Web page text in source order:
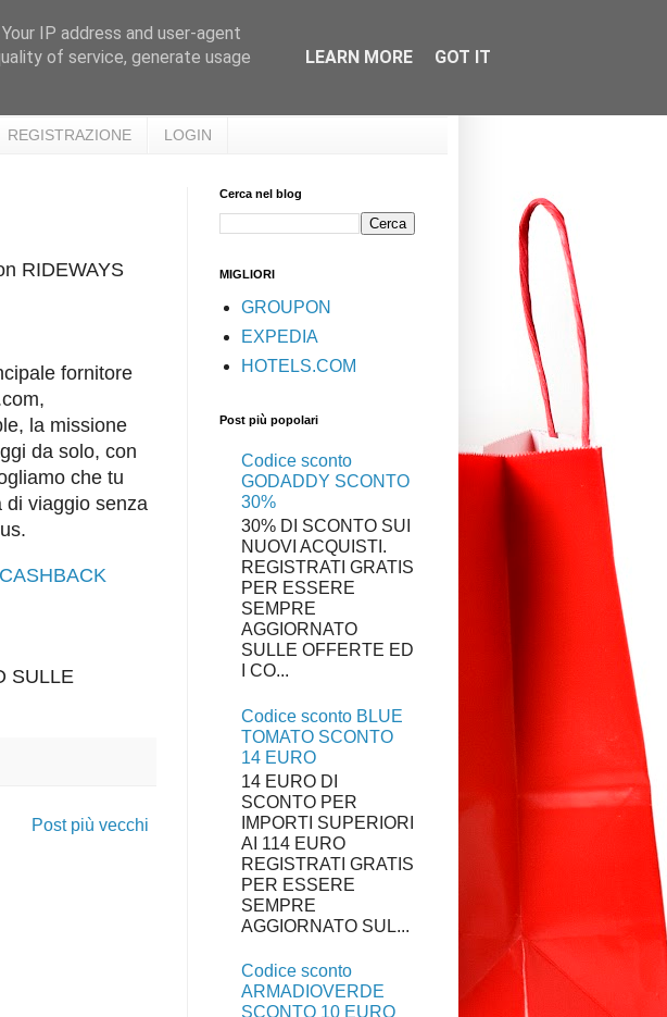
REGISTRAZIONE LOGIN
RIDEWAYS
fornitore
la missione
da solo, con
che tu
di viaggio senza
SULLE
Post più vecchi
Cerca nel blog
MIGLIORI
GROUPON
EXPEDIA
HOTELS.COM
Post più popolari
Codice sconto
GODADDY SCONTO
30%
30% DI SCONTO SUI
NUOVI ACQUISTI.
REGISTRATI GRATIS
PER ESSERE
SEMPRE
AGGIORNATO
SULLE OFFERTE ED
I CO...
Codice sconto BLUE
TOMATO SCONTO
14 EURO
14 EURO DI
SCONTO PER
IMPORTI SUPERIORI
AI 114 EURO
REGISTRATI GRATIS
PER ESSERE
SEMPRE
AGGIORNATO SUL...
Codice sconto
ARMADIOVERDE
SCONTO 10 EURO
IP address and user-agent
of service, generate usage
LEARN MORE GOT IT